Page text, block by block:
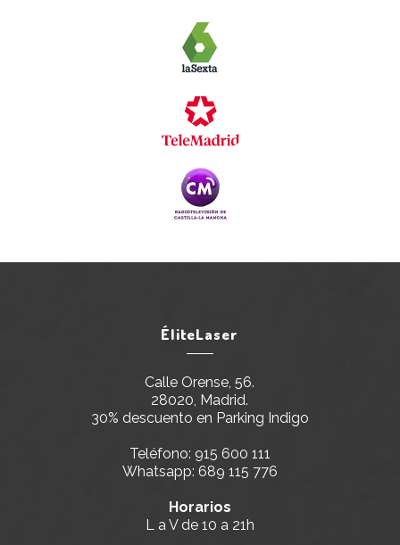
ÉliteLaser
Calle Orense, 56.
28020, Madrid.
30% descuento en Parking Indigo
Teléfono: 915 600 111
Whatsapp: 689 115 776
Horarios
L a V de 10 a 21h